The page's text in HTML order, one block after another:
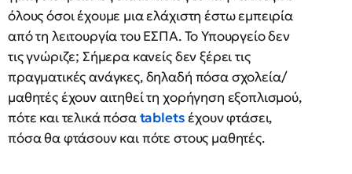
όλους όσοι έχουμε μια ελάχιστη έστω εμπειρία
από τη λειτουργία του ΕΣΠΑ. Το Υπουργείο δεν
τις γνώριζε; Σήμερα κανείς δεν ξέρει τις
πραγματικές ανάγκες, δηλαδή πόσα σχολεία/
μαθητές έχουν αιτηθεί τη χορήγηση εξοπλισμού,
πότε και τελικά πόσαtabletsέχουν φτάσει,
πόσα θα φτάσουν και πότε στους μαθητές.